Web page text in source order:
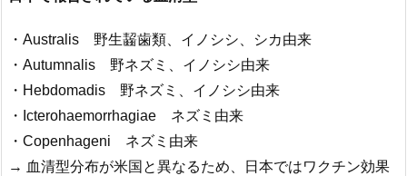
・Australis 野生齧歯類、イノシシ、シカ由来
・Autumnalis 野ネズミ、イノシシ由来
・Hebdomadis 野ネズミ、イノシシ由来
・Icterohaemorrhagiae ネズミ由来
・Copenhageni ネズミ由来
→ 血清型分布が米国と異なるため、日本ではワクチン効果